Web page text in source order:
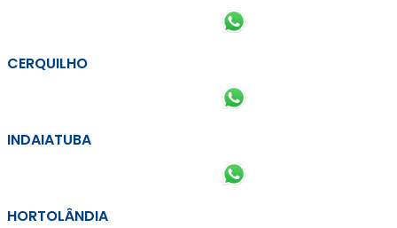
CERQUILHO
INDAIATUBA
HORTOLÂNDIA